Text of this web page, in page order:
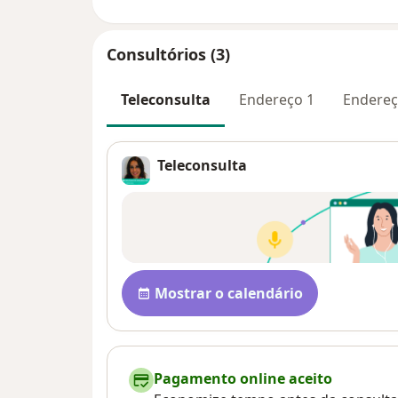
Consultórios (3)
Teleconsulta Endereço 1
Teleconsulta
Disponibilidade
Mostrar o calendário
Pagamento online aceito